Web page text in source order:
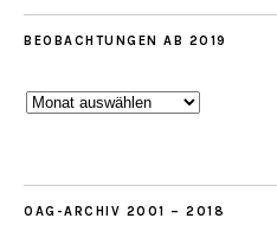
BEOBACHTUNGEN AB 2019
Beobachtungen
OAG-ARCHIV 2001 – 2018